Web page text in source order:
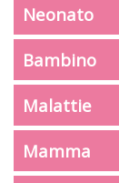
Neonato
Bambino
Malattie
Mamma